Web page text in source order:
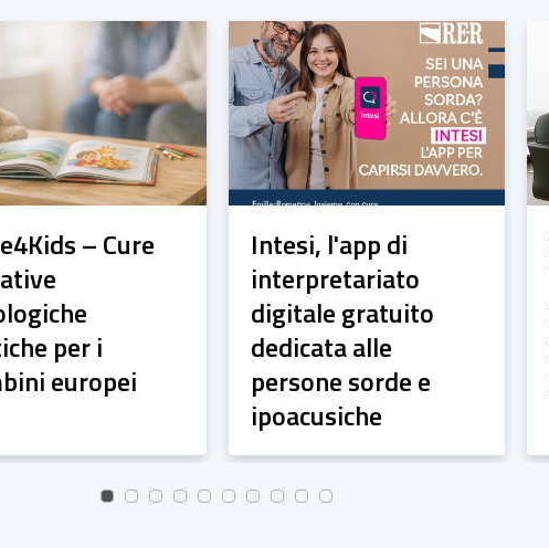
– Cure
per i
europei
Intesi, l'app di
interpretariato
digitale gratuito
dedicata alle
persone sorde e
ipoacusiche